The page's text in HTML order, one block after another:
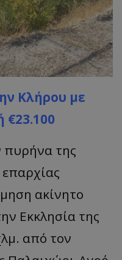
Κλήρου με
€23.100
πυρήνα της
ακίνητο
Εκκλησία της
από τον
YouTube
.youtube.com